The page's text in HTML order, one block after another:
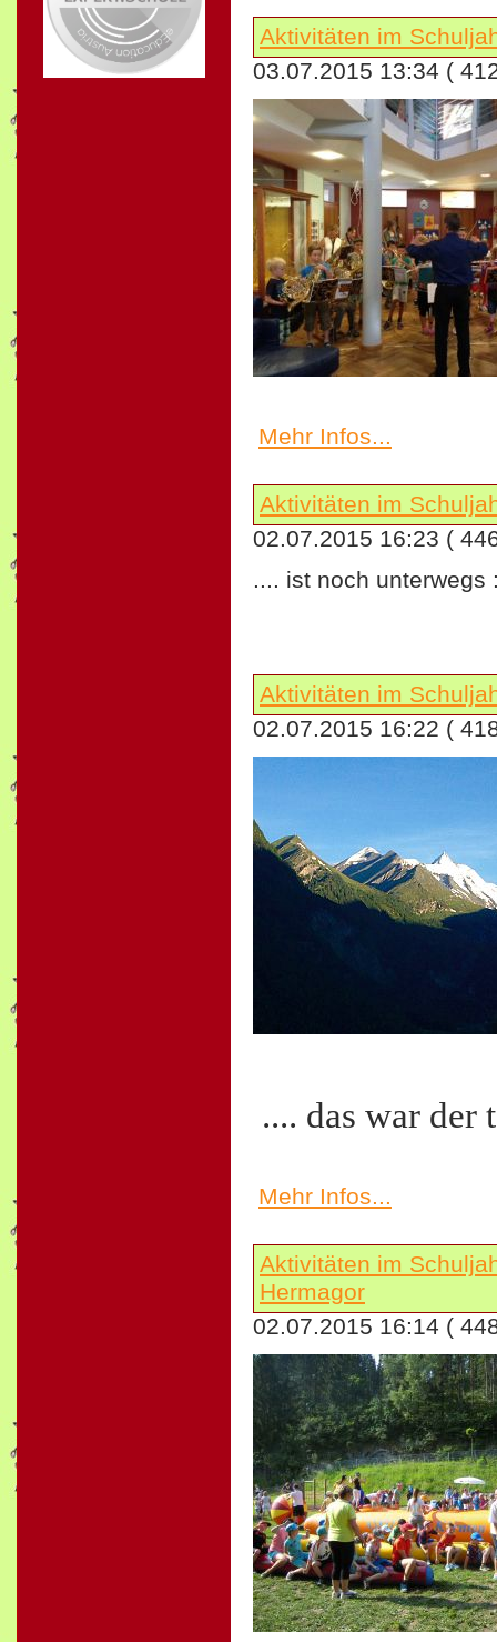
Aktivitäten im
03.07.2015 13:34 (
Mehr Infos...
Aktivitäten im
02.07.2015 16:23 (
.... ist noch unterwegs
Aktivitäten im
02.07.2015 16:22 (
.... das war
Mehr Infos...
Aktivitäten im
Hermagor
02.07.2015 16:14 (